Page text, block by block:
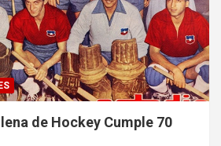
de Hockey Cumple 70